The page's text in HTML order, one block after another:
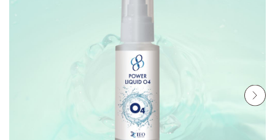
新規会員登録